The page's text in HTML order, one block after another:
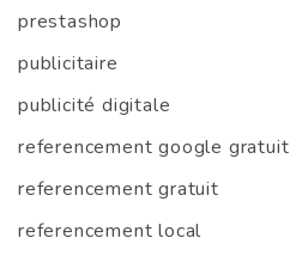
prestashop
publicitaire
publicité digitale
referencement google gratuit
referencement gratuit
referencement local